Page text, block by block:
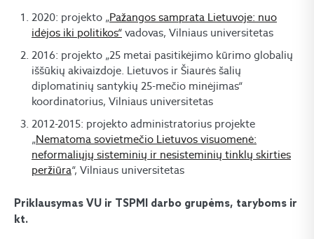
2020: projekto „Pažangos samprata Lietuvoje: nuo
idėjos iki politikos“ vadovas, Vilniaus universitetas
2016: projekto „25 metai pasitikėjimo kūrimo globalių
iššūkių akivaizdoje. Lietuvos ir Šiaurės šalių
diplomatinių santykių 25-mečio minėjimas“
koordinatorius, Vilniaus universitetas
2012-2015: projekto administratorius projekte
„Nematoma sovietmečio Lietuvos visuomenė:
neformaliųjų sisteminių ir nesisteminių tinklų skirties
peržiūra“, Vilniaus universitetas
Priklausymas VU ir TSPMI darbo grupėms, taryboms ir
kt.